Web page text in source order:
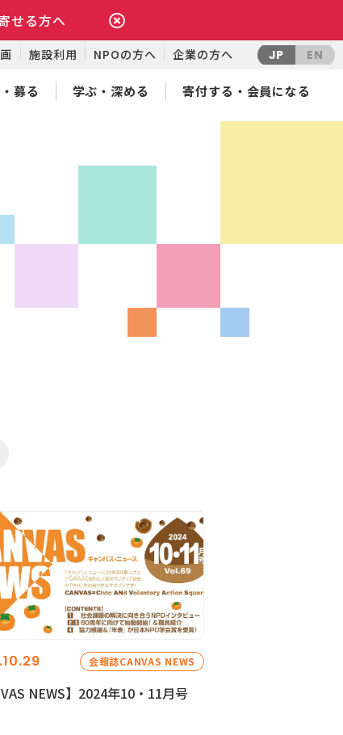
せる方へ
施設利用 NPOの方へ 企業の方へ JP EN
募る 学ぶ・深める 寄付する・会員になる
会報誌CANVAS NEWS
NEWS】2024年10・11月号